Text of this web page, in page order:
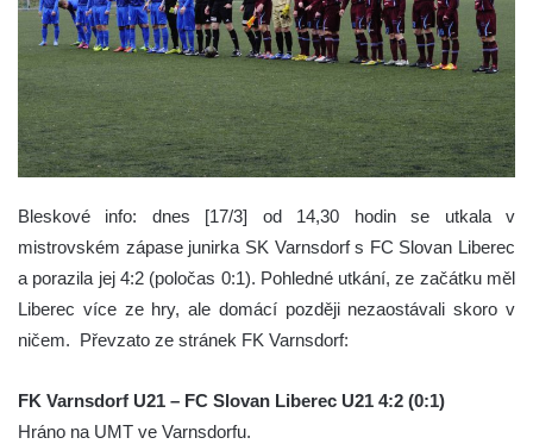
Bleskové info: dnes [17/3] od 14,30 hodin se utkala v
mistrovském zápase junirka SK Varnsdorf s FC Slovan Liberec
a porazila jej 4:2 (poločas 0:1). Pohledné utkání, ze začátku měl
Liberec více ze hry, ale domácí později nezaostávali skoro v
ničem. Převzato ze stránek FK Varnsdorf:
FK Varnsdorf U21 – FC Slovan Liberec U21 4:2 (0:1)
Hráno na UMT ve Varnsdorfu.